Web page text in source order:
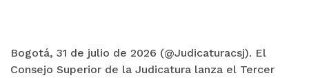
Bogotá, 31 de julio de 2026 (@Judicaturacsj). El
Consejo Superior de la Judicatura lanza el Tercer